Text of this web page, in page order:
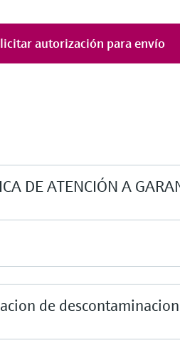
autorización para envío
DE ATENCIÓN A
de